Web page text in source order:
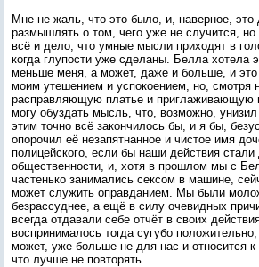
Мне не жаль, что это было, и, наверное, это
размышлять о том, чего уже не случится, но
всё и дело, что умные мысли приходят в
когда глупости уже сделаны. Белла хотела
меньше меня, а может, даже и больше, и
моим утешением и успокоением, но, смотря
расправляющую платье и приглаживающую
могу обуздать мысль, что, возможно,
этим точно всё закончилось бы, и я бы,
опорочил её незапятнанное и чистое имя
полицейского, если бы наши действия стали
общественности, и, хотя в прошлом мы с
частенько занимались сексом в машине,
может служить оправданием. Мы были
безрассуднее, а ещё в силу очевидных
всегда отдавали себе отчёт в своих
воспринималось тогда сугубо
может, уже больше не для нас и относится
что лучше не повторять.